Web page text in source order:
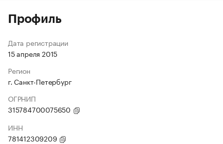
Профиль
Дата регистрации
15 апреля 2015
Регион
г. Санкт-Петербург
ОГРНИП
315784700075650
ИНН
781412309209